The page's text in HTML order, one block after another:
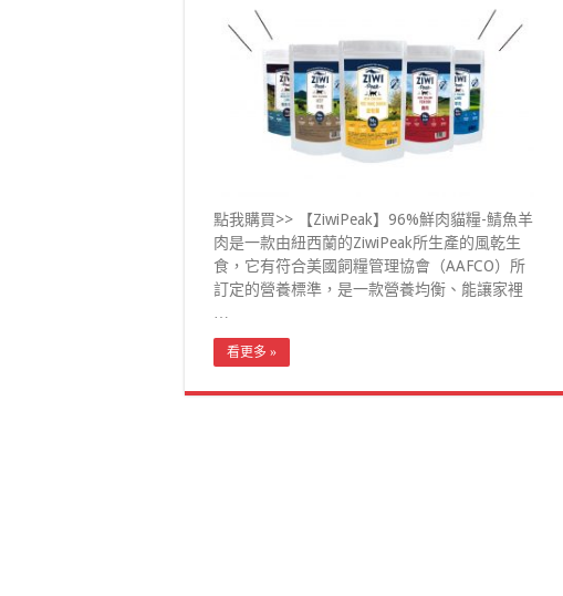
點我購買>> 【ZiwiPeak】96%鮮肉貓糧-鯖魚羊
肉是一款由紐西蘭的ZiwiPeak所生產的風乾生
食，它有符合美國飼糧管理協會（AAFCO）所
訂定的營養標準，是一款營養均衡、能讓家裡
看更多 »